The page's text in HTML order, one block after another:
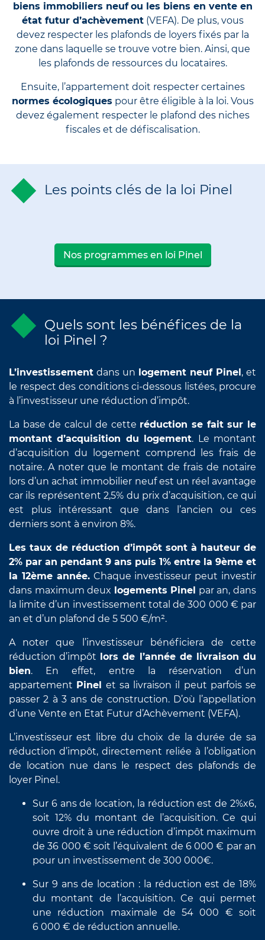
biens immobiliers neuf ou les biens en vente en
état futur d’achèvement(VEFA). De plus, vous
devez respecter les plafonds de loyers fixés par la
zone dans laquelle se trouve votre bien. Ainsi, que
les plafonds de ressources du locataires.
Ensuite, l’appartement doit respecter certaines
normes écologiques pour être éligible à la loi. Vous
devez également respecter le plafond des niches
fiscales et de défiscalisation.
Les points clés de la loi Pinel
Nos programmes en loi Pinel
Quels sont les bénéfices de la
loi Pinel ?
L’investissement dans un logement neuf Pinel , et
le respect des conditions ci-dessous listées, procure
à l’investisseur une réduction d’impôt.
La base de calcul de cette réduction se fait sur le
montant d’acquisition du logement. Le montant
d’acquisition du logement comprend les frais de
notaire. A noter que le montant de frais de notaire
lors d’un achat immobilier neuf est un réel avantage
car ils représentent 2,5% du prix d’acquisition, ce qui
est plus intéressant que dans l’ancien ou ces
derniers sont à environ 8%.
Les taux de réduction d’impôt sont à hauteur de
2% par an pendant 9 ans puis 1% entre la 9ème et
la 12ème année.Chaque investisseur peut investir
dans maximum deux logements Pinel par an, dans
la limite d’un investissement total de 300 000 € par
an et d’un plafond de 5 500 €/m².
A noter que l’investisseur bénéficiera de cette
réduction d’impôt
lors de l’année de livraison du
bien. En effet, entre la réservation d’un
appartement Pinel
et sa livraison il peut parfois se
passer 2 à 3 ans de construction. D’où l’appellation
d’une Vente en Etat Futur d’Achèvement (VEFA).
L’investisseur est libre du choix de la durée de sa
réduction d’impôt, directement reliée à l’obligation
de location nue dans le respect des plafonds de
loyer Pinel.
Sur 6 ans de location, la réduction est de 2%x6,
soit 12% du montant de l’acquisition. Ce qui
ouvre droit à une réduction d’impôt maximum
de 36 000 € soit l’équivalent de 6 000 € par an
pour un investissement de 300 000€.
Sur 9 ans de location : la réduction est de 18%
du montant de l’acquisition. Ce qui permet
une réduction maximale de 54 000 € soit
6 000 € de réduction annuelle.